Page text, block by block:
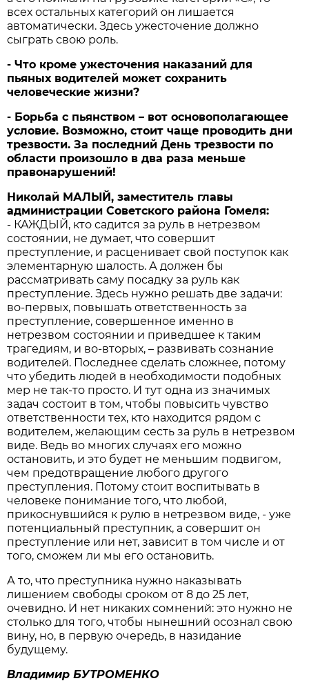
всех остальных категорий он лишается
автоматически. Здесь ужесточение должно
сыграть свою роль.
- Что кроме ужесточения наказаний для
пьяных водителей может сохранить
человеческие жизни?
- Борьба с пьянством – вот основополагающее
условие. Возможно, стоит чаще проводить дни
трезвости. За последний День трезвости по
области произошло в два раза меньше
правонарушений!
Николай МАЛЫЙ, заместитель главы
администрации Советского района Гомеля:
- КАЖДЫЙ, кто садится за руль в нетрезвом
состоянии, не думает, что совершит
преступление, и расценивает свой поступок как
элементарную шалость. А должен бы
рассматривать саму посадку за руль как
преступление. Здесь нужно решать две задачи:
во-первых, повышать ответственность за
преступление, совершенное именно в
нетрезвом состоянии и приведшее к таким
трагедиям, и во-вторых, – развивать сознание
водителей. Последнее сделать сложнее, потому
что убедить людей в необходимости подобных
мер не так-то просто. И тут одна из значимых
задач состоит в том, чтобы повысить чувство
ответственности тех, кто находится рядом с
водителем, желающим сесть за руль в нетрезвом
виде. Ведь во многих случаях его можно
остановить, и это будет не меньшим подвигом,
чем предотвращение любого другого
преступления. Потому стоит воспитывать в
человеке понимание того, что любой,
прикоснувшийся к рулю в нетрезвом виде, - уже
потенциальный преступник, а совершит он
преступление или нет, зависит в том числе и от
того, сможем ли мы его остановить.
А то, что преступника нужно наказывать
лишением свободы сроком от 8 до 25 лет,
очевидно. И нет никаких сомнений: это нужно не
столько для того, чтобы нынешний осознал свою
вину, но, в первую очередь, в назидание
будущему.
Владимир БУТРОМЕНКО